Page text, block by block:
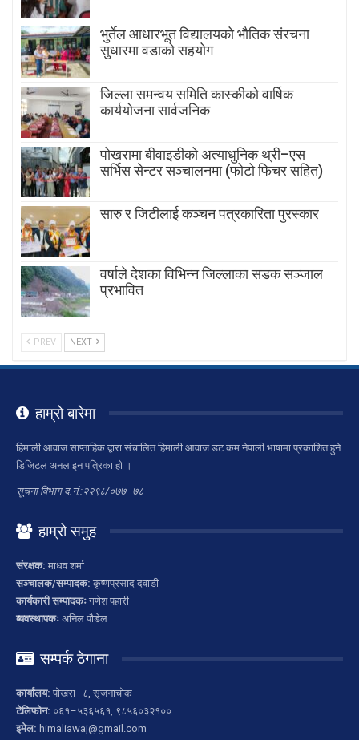
भुर्तेल आधारभूत विद्यालयको भौतिक संरचना
सुधारमा वडाको सहयोग
जिल्ला समन्वय समिति कास्कीको वार्षिक
कार्ययोजना सार्वजनिक
पोखरामा बीवाइडीको अत्याधुनिक थ्री–एस
सर्भिस सेन्टर सञ्चालनमा (फोटो फिचर सहित)
सारु र जिटीलाई कञ्चन पत्रकारिता पुरस्कार
वर्षाले देशका विभिन्न जिल्लाका सडक सञ्जाल
प्रभावित
PREV NEXT
हाम्रो बारेमा
हिमाली आवाज साप्ताहिक द्वारा संचालित हिमाली आवाज डट कम नेपाली भाषामा प्रकाशित हुने
डिजिटल अनलाइन पत्रिका हो ।
सूचना विभाग द.नं.:२२९८/०७७–७८
हाम्रो समुह
संरक्षक: माधव शर्मा
सञ्चालक/सम्पादक: कृष्णप्रसाद दवाडी
कार्यकारी सम्पादकः गणेश पहारी
ब्यवस्थापकः अनिल पौडेल
सम्पर्क ठेगाना
कार्यालय: पोखरा–८, सृजनाचोक
टेलिफोन: ०६१–५३६५६१, ९८५६०३२१००
इमेल: himaliawaj@gmail.com